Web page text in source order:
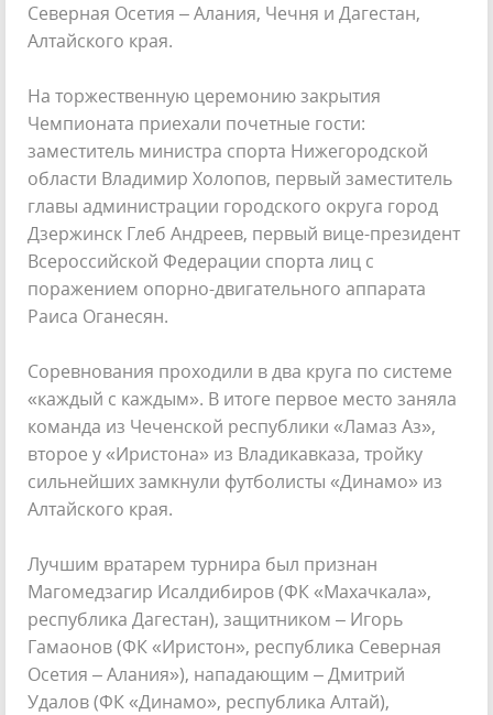
Северная Осетия – Алания, Чечня и Дагестан,
Алтайского края.
На торжественную церемонию закрытия
Чемпионата приехали почетные гости:
заместитель министра спорта Нижегородской
области Владимир Холопов, первый заместитель
главы администрации городского округа город
Дзержинск Глеб Андреев, первый вице-президент
Всероссийской Федерации спорта лиц с
поражением опорно-двигательного аппарата
Раиса Оганесян.
Соревнования проходили в два круга по системе
«каждый с каждым». В итоге первое место заняла
команда из Чеченской республики «Ламаз Аз»,
второе у «Иристона» из Владикавказа, тройку
сильнейших замкнули футболисты «Динамо» из
Алтайского края.
Лучшим вратарем турнира был признан
Магомедзагир Исалдибиров (ФК «Махачкала»,
республика Дагестан), защитником – Игорь
Гамаонов (ФК «Иристон», республика Северная
Осетия – Алания»), нападающим – Дмитрий
Удалов (ФК «Динамо», республика Алтай),